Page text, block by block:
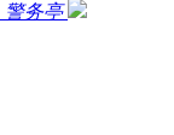
警务亭